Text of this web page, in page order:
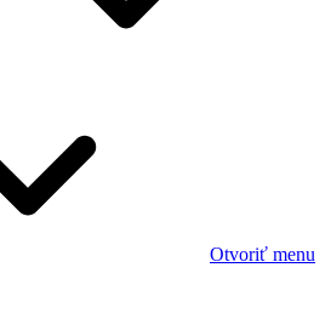
Otvoriť menu